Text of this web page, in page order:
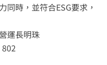
同時，並符合ESG要求，
運長明珠